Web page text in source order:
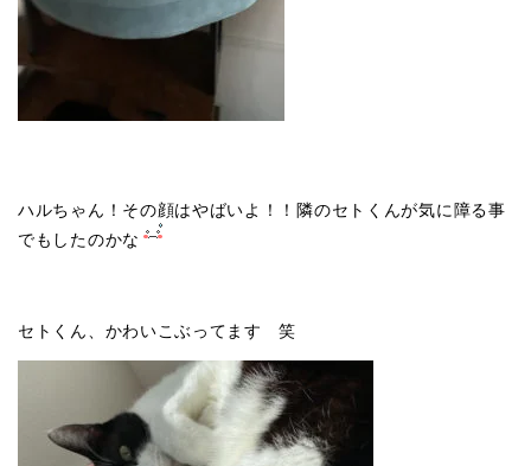
ハルちゃん！その顔はやばいよ！！隣のセトくんが気に障る事
でもしたのかな
セトくん、かわいこぶってます 笑